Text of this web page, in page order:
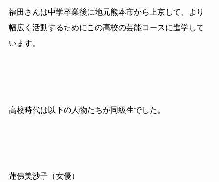
福田さんは中学卒業後に地元熊本市から上京して、より
幅広く活動するためにこの高校の芸能コースに進学して
います。
高校時代は以下の人物たちが同級生でした。
蓮佛美沙子（女優）